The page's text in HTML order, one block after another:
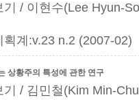
/ 이현수(Lee Hyun-
계:v.23 n.2 (2007-02)
상황주의 특성에 관한 연구
/ 김민철(Kim Min-